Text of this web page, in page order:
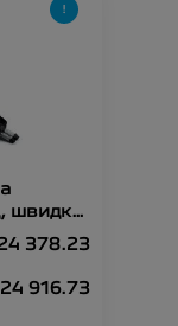
швидка
378.23
24 916.73